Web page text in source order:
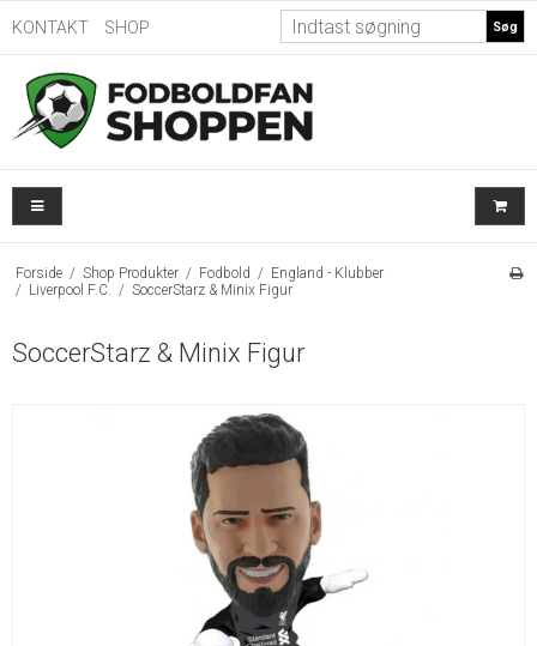
KONTAKT SHOP Søg
Forside / Shop Produkter / Fodbold / England - Klubber
/ Liverpool F.C. / SoccerStarz & Minix Figur
SoccerStarz & Minix Figur